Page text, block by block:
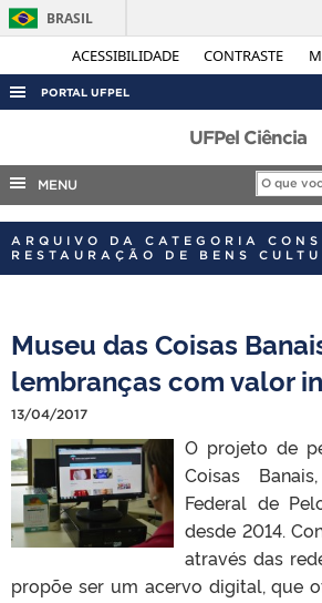
ACESSIBILIDADE CONTRASTE
BRASIL
PORTAL UFPEL
AUDITORIA
COBALTO
CONCURSOS
OUVIDORIA
PORTARIAS
UFPel Ciência
MENU
ARQUIVO DA CATEGORIA
RESTAURAÇÃO DE BENS
Museu das Coisas
lembranças com valor
13/04/2017
O projeto de
Coisas
Federal de
desde 2014.
através das
propõe ser um acervo digital, que